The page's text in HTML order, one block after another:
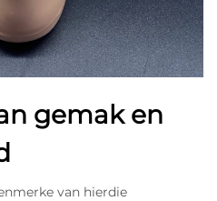
gemak en
van hierdie